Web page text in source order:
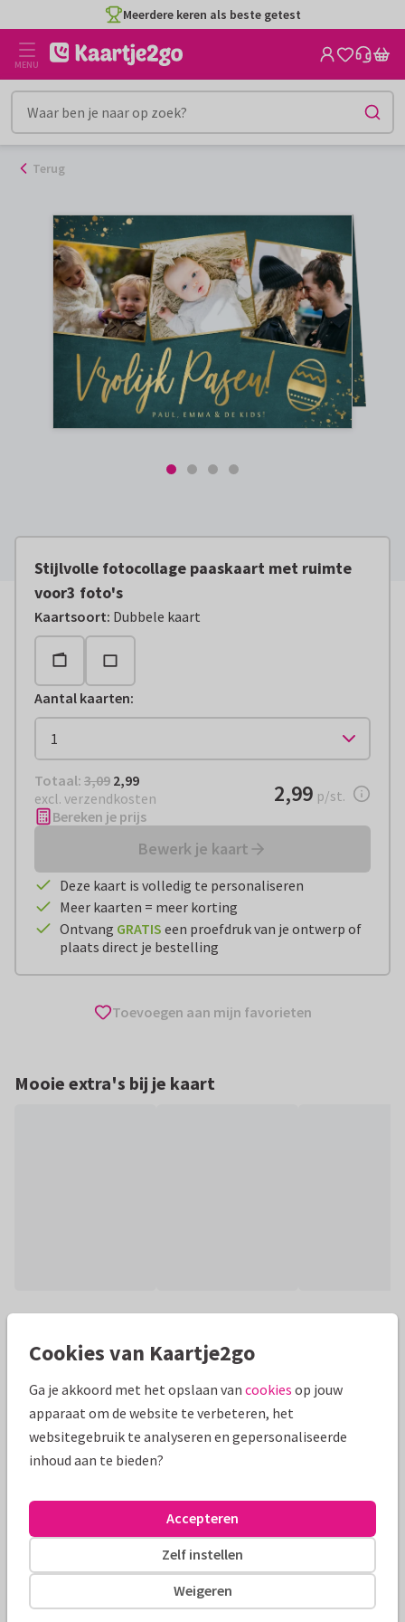
naar
inhoud
Meerdere keren als beste getest
MENU
Terug
Stijlvolle fotocollage paaskaart met ruimte
voor3 foto's
Kaartsoort: Dubbele kaart
Aantal kaarten:
Totaal: € 2,99
Totaal: 3,09 2,99
excl. verzendkosten
€ 2,99per stuk
2,99 p/st.
Bereken je prijs
Bewerk je kaart
Deze kaart is volledig te personaliseren
Meer kaarten = meer korting
Ontvang GRATIS een proefdruk van je ontwerp of
plaats direct je bestelling
Toevoegen aan mijn favorieten
Mooie extra's bij je kaart
Voeg je eigen foto's en namen toe, en maak zo gemakkelijk
een beetje bij met pasen.
Alle kaarten zijn helemaal naar wens aan te passen
Formaten en tarieven
15 x 21 cm
Cookies van Kaartje2go
Ga je akkoord met het opslaan van cookies op jouw
apparaat om de website te verbeteren, het
websitegebruik te analyseren en gepersonaliseerde
inhoud aan te bieden?
Weigeren
Zelf instellen
Accepteren